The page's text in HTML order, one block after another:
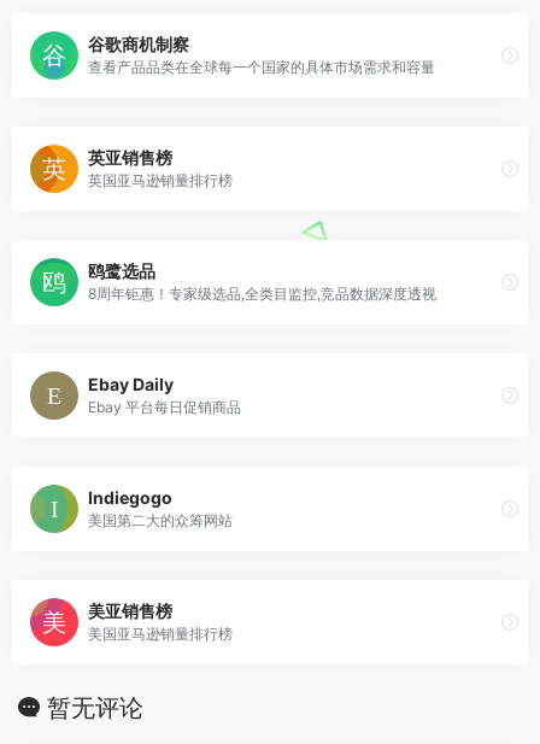
谷歌商机制察
查看产品品类在全球每一个国家的具体市场需求和容量
英亚销售榜
英国亚马逊销量排行榜
鸥鹭选品
8周年钜惠！专家级选品,全类目监控,竞品数据深度透视
Ebay Daily
Ebay 平台每日促销商品
Indiegogo
美国第二大的众筹网站
美亚销售榜
美国亚马逊销量排行榜
暂无评论